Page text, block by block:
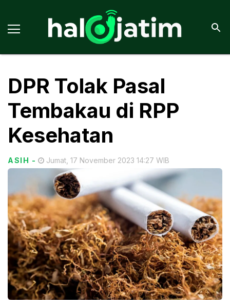
DPR Tolak Pasal
Tembakau di RPP
Kesehatan
ASIH - Jumat, 17 November 2023 14:27 WIB